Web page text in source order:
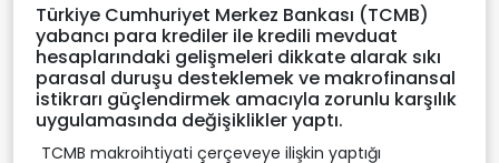
Türkiye Cumhuriyet Merkez Bankası (TCMB)
yabancı para krediler ile kredili mevduat
hesaplarındaki gelişmeleri dikkate alarak sıkı
parasal duruşu desteklemek ve makrofinansal
istikrarı güçlendirmek amacıyla zorunlu karşılık
uygulamasında değişiklikler yaptı.
TCMB makroihtiyati çerçeveye ilişkin yaptığı